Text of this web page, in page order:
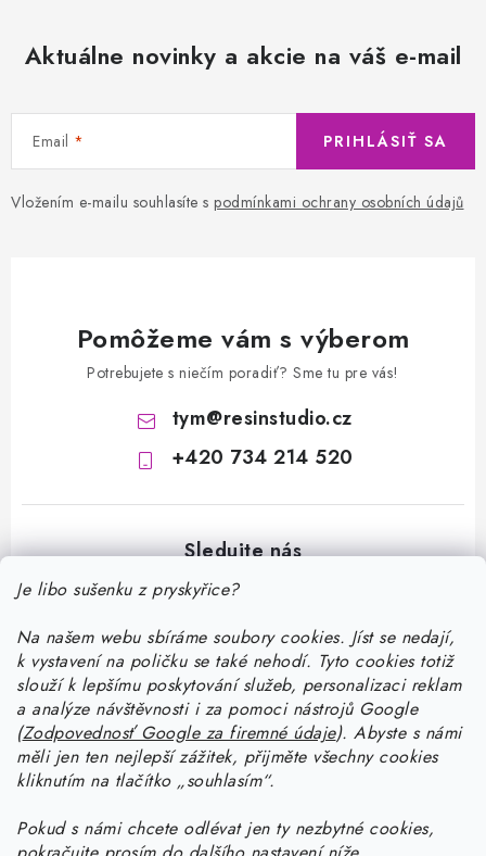
Je libo sušenku z pryskyřice?
Na našem webu sbíráme soubory cookies. Jíst se nedají,
k vystavení na poličku se také nehodí. Tyto cookies totiž
slouží k lepšímu poskytování služeb, personalizaci reklam
a analýze návštěvnosti i za pomoci nástrojů Google
(Zodpovednosť Google za firemné údaje). Abyste s námi
měli jen ten nejlepší zážitek, přijměte všechny cookies
kliknutím na tlačítko „souhlasím“.
Pokud s námi chcete odlévat jen ty nezbytné cookies,
Aktuálne novinky a akcie na váš e-mail
Email
Vložením e-mailu souhlasíte s podmínkami ochrany osobních údajů
PRIHLÁSIŤ SA
Pomôžeme vám s výberom
Potrebujete s niečím poradiť? Sme tu pre vás!
tym@resinstudio.cz
+420 734 214 520
Informace pro vás
Doprava a platba
Ako pracovať so živicou
Začnite tvoriť so živicou: stiahnite si zadarmo e-book pre
Návody na výrobky zo živice